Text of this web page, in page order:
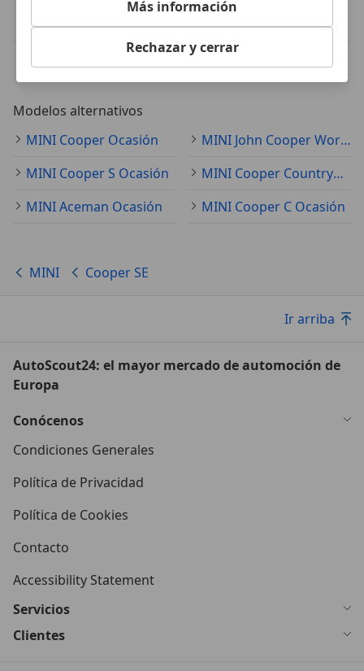
MINI Cooper SE 2022
MINI Cooper SE 2021
MINI Cooper SE 2023
MINI Cooper SE 2020
Modelos alternativos
MINI Cooper Ocasión
MINI John Cooper Works Ocasión
MINI Cooper S Ocasión
MINI Cooper Countryman Ocasión
MINI Aceman Ocasión
MINI Cooper C Ocasión
MINI Cooper SE
Ir arriba
AutoScout24: el mayor mercado de automoción de
Europa
Conócenos
Condiciones Generales
Política de Privacidad
Política de Cookies
Contacto
Accessibility Statement
Servicios
Clientes
Más información
Rechazar y cerrar